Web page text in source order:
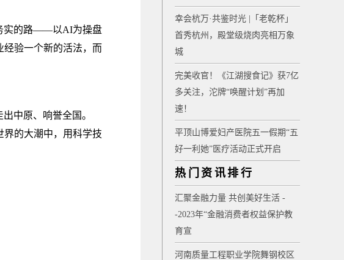
实的路——以AI为操盘
验一个新的活法，而
中原、响誉全国。
的大潮中，用科学技
幸会杭万·共鉴时光 |「老乾杯」
首秀杭州，殿堂级烧肉亮相万象
城
完美收官！《江湖搜食记》获7亿
多关注，沱牌“唤醒计划”再加
速！
平顶山博爱妇产医院五一假期“五
好一利她”医疗活动正式开启
热门资讯排行
汇聚金融力量 共创美好生活 -
-2023年“金融消费者权益保护教
育宣
河南质量工程职业学院舞钢校区